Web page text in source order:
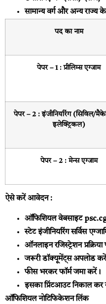
सामान्य वर्ग और अन्य राज्य
पद का नाम
पेपर – 1 : प्रीलिम्स एग्जाम
पेपर – 2 : इंजीनियरिंग (सिविल/
इलेक्ट्रिकल)
पेपर – 2 : मेन्स एग्जाम
ऐसे करें आवेदन :
ऑफिशियल वेबसाइट
स्टेट इंजीनियरिंग सर्विस
ऑनलाइन रजिस्ट्रेशन प्रक्रिया
जरूरी डॉक्यूमेंट्स अपलोड
फीस भरकर फॉर्म जमा करें।
इसका प्रिंटआउट निकाल कर
ऑफिशियल नोटिफिकेशन लिंक